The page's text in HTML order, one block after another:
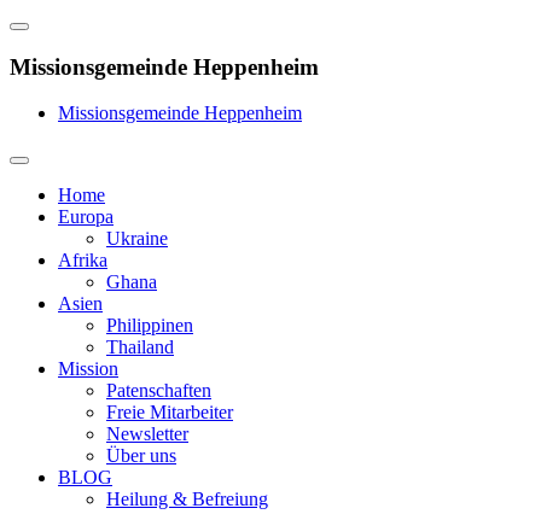
Missionsgemeinde Heppenheim
Missionsgemeinde Heppenheim
Home
Europa
Ukraine
Afrika
Ghana
Asien
Philippinen
Thailand
Mission
Patenschaften
Freie Mitarbeiter
Newsletter
Über uns
BLOG
Heilung & Befreiung